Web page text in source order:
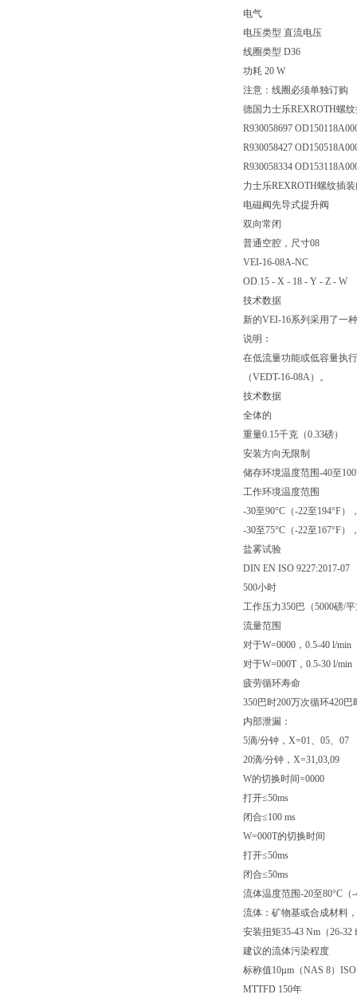
电气
电压类型 直流电压
线圈类型 D36
功耗 20 W
注意：线圈必须单独订购
德国力士乐REXROTH螺
R930058697
R930058427
R930058334
力士乐REXROTH螺纹插
电磁阀先导式提升阀
双向常闭
普通空腔，尺寸08
VEI-16-08A-NC
OD.15 - X - 18 - Y - Z - W
技术数据
新的VEI-16系列采用了一
说明：
在低流量功能或低容量执
（VEDT-16-08A）。
技术数据
全体的
重量0.15千克（0.33磅）
安装方向无限制
储存环境温度范围-40至
工作环境温度范围
-30至90°C（-22至194°F）
-30至75°C（-22至167°F）
盐雾试验
DIN EN ISO 9227:2017-07
500小时
工作压力350巴（5000磅/
流量范围
对于W=0000，0.5-40 l/min
对于W=000T，0.5-30 l/min
疲劳循环寿命
350巴时200万次循环420巴
内部泄漏：
5滴/分钟，X=01、05、07
20滴/分钟，X=31,03,09
W的切换时间=0000
打开≤50ms
闭合≤100 ms
W=000T的切换时间
打开≤50ms
闭合≤50ms
流体温度范围-20至80°C（-
流体：矿物基或合成材料
安装扭矩35-43 Nm（26-32
建议的流体污染程度
标称值10µm（NAS 8）ISO
MTTFD 150年